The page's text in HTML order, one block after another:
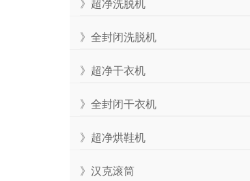
》超净洗脱机
》全封闭洗脱机
》超净干衣机
》全封闭干衣机
》超净烘鞋机
》汉克滚筒